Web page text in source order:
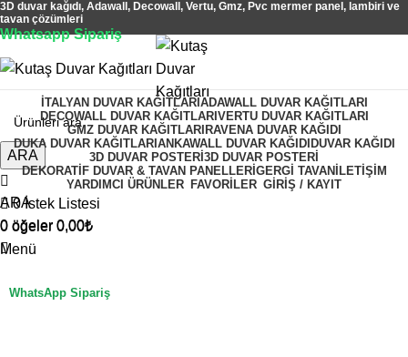
3D duvar kağıdı, Adawall, Decowall, Vertu, Gmz, Pvc mermer panel, lambiri ve
tavan çözümleri
Whatsapp Sipariş
2500 TL üzeri alışverişlerde vade farksız 3 taksit fırsatı!
ARA
0İstek Listesi
0 öğeler 0,00₺
Menü
WhatsApp Sipariş
İTALYAN DUVAR KAĞITLARI ADAWALL DUVAR KAĞITLARI
DECOWALL DUVAR KAĞITLARI VERTU DUVAR KAĞITLARI
GMZ DUVAR KAĞITLARI RAVENA DUVAR KAĞIDI
DUKA DUVAR KAĞITLARI ANKAWALL DUVAR KAĞIDI DUVAR KAĞIDI
3D DUVAR POSTERI 3D DUVAR POSTERI
DEKORATIF DUVAR & TAVAN PANELLERI GERGI TAVAN İLETIŞIM
YARDIMCI ÜRÜNLER FAVORİLER GİRİŞ / KAYIT
ARA
0 öğeler 0,00₺